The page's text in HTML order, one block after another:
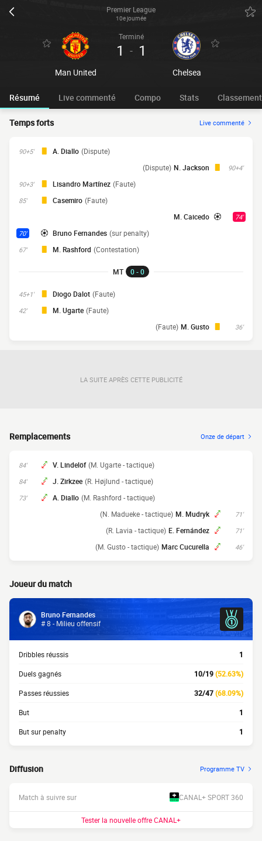
Premier League
10e journée
Man United
Terminé
1 - 1
Chelsea
Résumé Live commenté Compo Stats Classement
Temps forts Live commenté
90+5' A. Diallo (Dispute)
90+4'
N. Jackson
(Dispute)
90+3' Lisandro Martínez (Faute)
85' Casemiro (Faute)
74'
M. Caicedo
70' Bruno Fernandes (sur penalty)
67' M. Rashford (Contestation)
MT 0 - 0
45+1' Diogo Dalot (Faute)
42' M. Ugarte (Faute)
36'
M. Gusto
(Faute)
LA SUITE APRÈS CETTE PUBLICITÉ
Remplacements Onze de départ
84' V. Lindelöf (M. Ugarte - tactique)
84' J. Zirkzee (R. Højlund - tactique)
73' A. Diallo (M. Rashford - tactique)
71'
M. Mudryk
(N. Madueke - tactique)
71'
E. Fernández
(R. Lavia - tactique)
46'
Marc Cucurella
(M. Gusto - tactique)
Joueur du match
Bruno Fernandes
# 8 - Milieu offensif
Dribbles réussis 1
Duels gagnés 10/19(52.63%)
Passes réussies 32/47(68.09%)
But 1
But sur penalty 1
Diffusion Programme TV
Match à suivre sur CANAL+ SPORT 360
Tester la nouvelle offre CANAL+